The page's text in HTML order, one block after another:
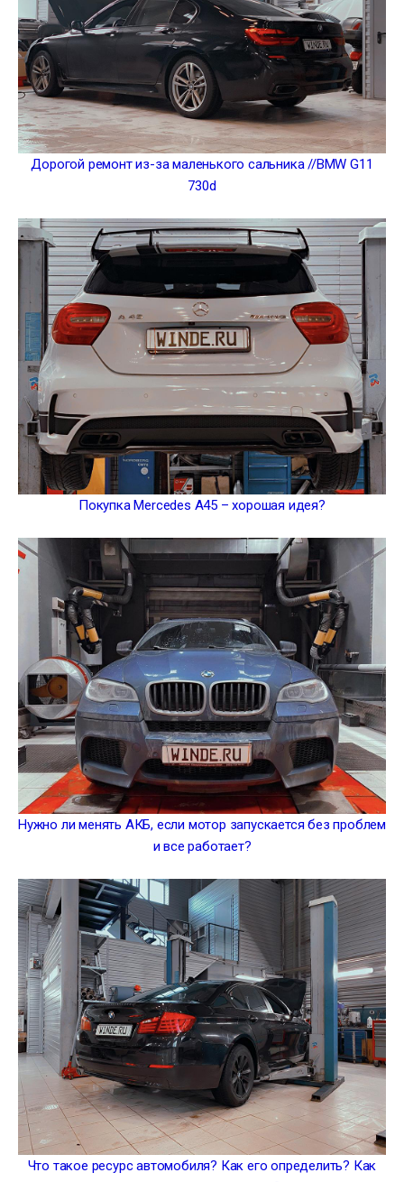
Дорогой ремонт из-за маленького сальника //BMW G11
730d
Покупка Mercedes A45 – хорошая идея?
Нужно ли менять АКБ, если мотор запускается без проблем
и все работает?
Что такое ресурс автомобиля? Как его определить? Как